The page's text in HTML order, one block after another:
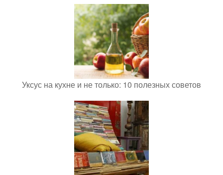
Уксус на кухне и не только: 10 полезных советов